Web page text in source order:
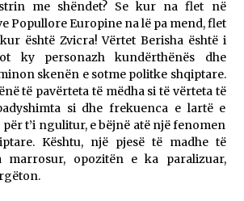
me shëndet? Se kur na flet në
Popullore Europine na lë pa mend, flet
është Zvicra! Vërtet Berisha është i
ky personazh kundërthënës dhe
skenën e sotme politke shqiptare.
të pavërteta të mëdha si të vërteta të
si dhe frekuenca e lartë e
t’i ngulitur, e bëjnë atë një fenomen
Kështu, një pjesë të madhe të
marrosur, opozitën e ka paralizuar,